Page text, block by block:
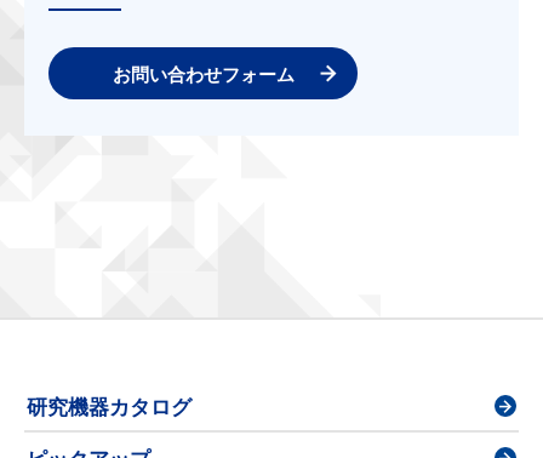
お問い合わせフォーム
研究機器カタログ